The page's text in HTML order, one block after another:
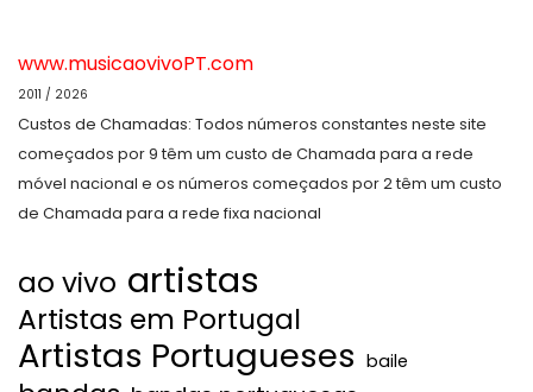
www.musicaovivoPT.com
2011 / 2026
Custos de Chamadas: Todos números constantes neste site
começados por 9 têm um custo de Chamada para a rede
móvel nacional e os números começados por 2 têm um custo
de Chamada para a rede fixa nacional
ao vivo artistas
Artistas em Portugal
Artistas Portugueses baile